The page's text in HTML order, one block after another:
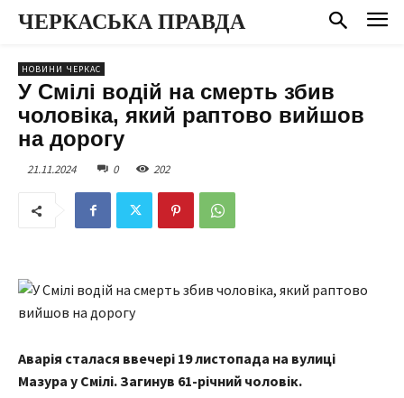
ЧЕРКАСЬКА ПРАВДА
НОВИНИ ЧЕРКАС
У Смілі водій на смерть збив
чоловіка, який раптово вийшов
на дорогу
21.11.2024 0 202
Аварія сталася ввечері 19 листопада на вулиці
Мазура у Смілі. Загинув 61-річний чоловік.